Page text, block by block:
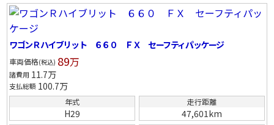
ワゴンＲハイブリット ６６０ ＦＸ セーフティパッケージ
車両価格(税込) 89万
諸費用 11.7万
支払総額 100.7万
年式
H29
走行距離
47,601km